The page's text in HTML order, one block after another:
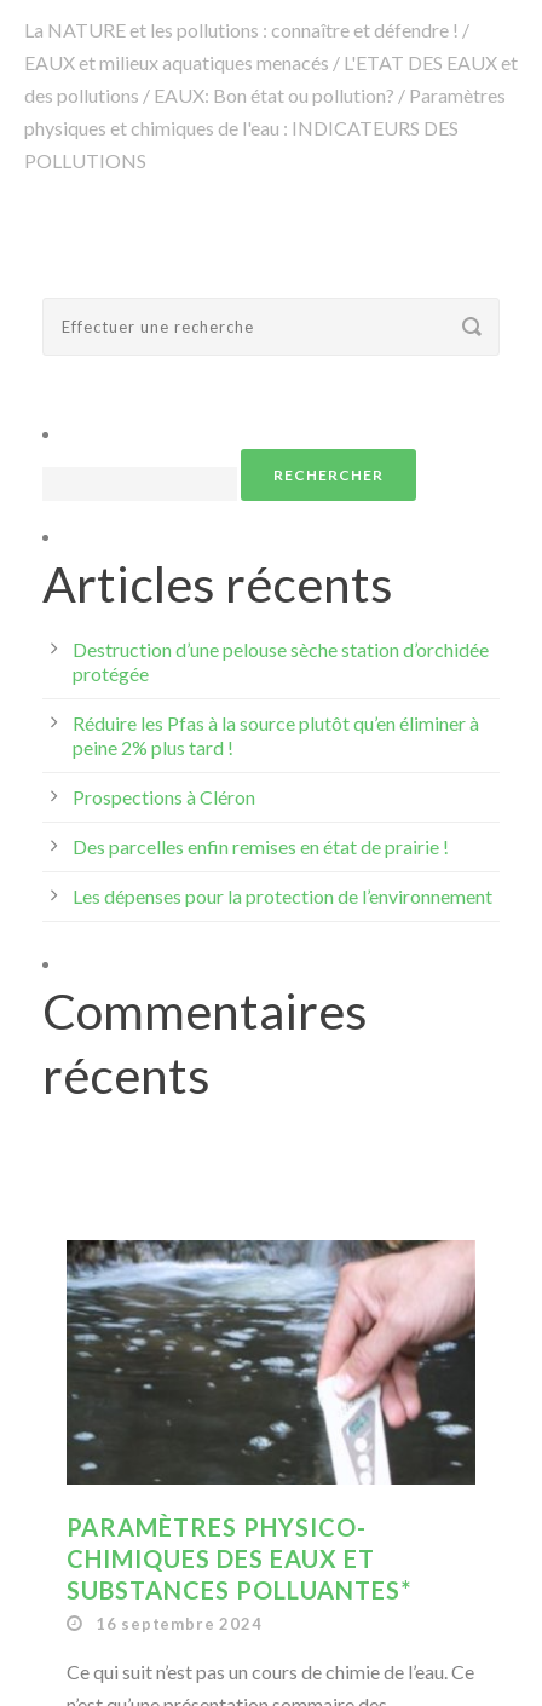
La NATURE et les pollutions : connaître et défendre ! /
EAUX et milieux aquatiques menacés / L'ETAT DES EAUX et
des pollutions / EAUX: Bon état ou pollution? / Paramètres
physiques et chimiques de l'eau : INDICATEURS DES
POLLUTIONS
Articles récents
Destruction d’une pelouse sèche station d’orchidée
protégée
Réduire les Pfas à la source plutôt qu’en éliminer à
peine 2% plus tard !
Prospections à Cléron
Des parcelles enfin remises en état de prairie !
Les dépenses pour la protection de l’environnement
Commentaires
récents
PARAMÈTRES PHYSICO-
CHIMIQUES DES EAUX ET
SUBSTANCES POLLUANTES*
16 septembre 2024
Ce qui suit n’est pas un cours de chimie de l’eau. Ce